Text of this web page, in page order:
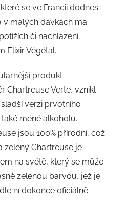
se ve Francii dodnes
v malých dávkách má
či nachlazení.
Elixir Végétal.
produkt
Chartreuse Verte, vznikl
verzi prvotního
méně alkoholu.
jsou 100% přírodní, což
zelený Chartreuse je
na světě, který se může
zelenou barvou, jež je
ní dokonce oficiálně